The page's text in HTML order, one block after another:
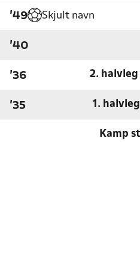
'49 Skjult navn
'40
'36 2.
'35 1.
Kamp